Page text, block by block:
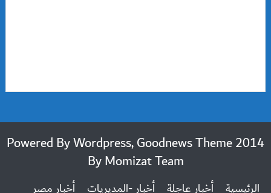
2014 Powered By Wordpress, Goodnews Theme
ByMomizat Team
الرئيسية أخبار عاجلة أخبار -المديريات أخبار مصر